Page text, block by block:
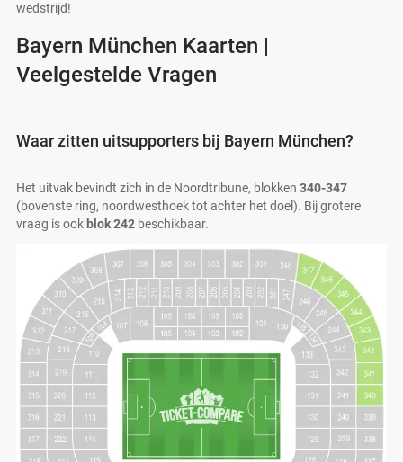
wedstrijd!
Bayern München Kaarten |
Veelgestelde Vragen
Waar zitten uitsupporters bij Bayern München?
Het uitvak bevindt zich in de Noordtribune, blokken 340-347
(bovenste ring, noordwesthoek tot achter het doel). Bij grotere
vraag is ook blok 242 beschikbaar.